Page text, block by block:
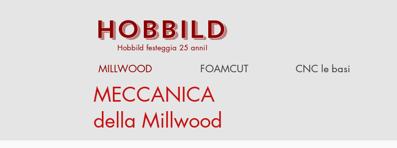
HOBBILD
Hobbild festeggia 25 anni!
MILLWOOD FOAMCUT CNC le basi
MECCANICA
della Millwood